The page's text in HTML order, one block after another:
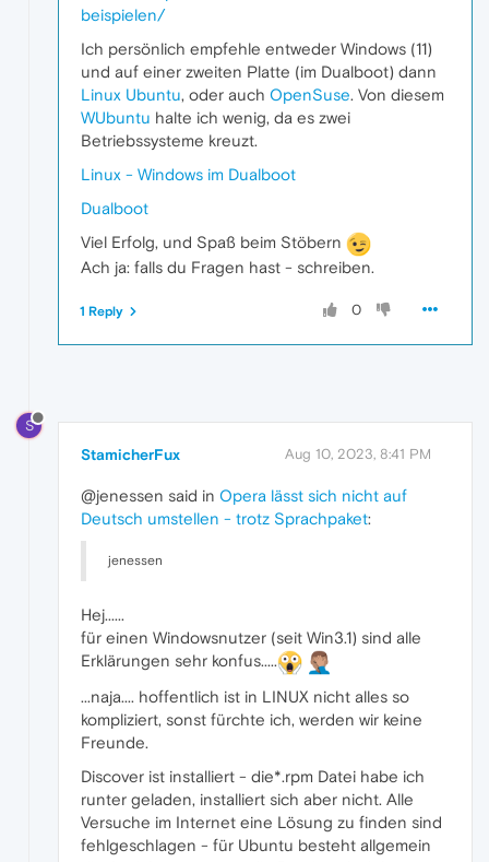
beispielen/
Ich persönlich empfehle entweder Windows (11)
und auf einer zweiten Platte (im Dualboot) dann
Linux Ubuntu, oder auch OpenSuse. Von diesem
WUbuntu halte ich wenig, da es zwei
Betriebssysteme kreuzt.
Linux - Windows im Dualboot
Dualboot
Viel Erfolg, und Spaß beim Stöbern
Ach ja: falls du Fragen hast - schreiben.
0
1 Reply
S
StamicherFux Aug 10, 2023, 8:41 PM
@jenessen said in Opera lässt sich nicht auf
Deutsch umstellen - trotz Sprachpaket:
jenessen
Hej......
für einen Windowsnutzer (seit Win3.1) sind alle
Erklärungen sehr konfus.....
...naja.... hoffentlich ist in LINUX nicht alles so
kompliziert, sonst fürchte ich, werden wir keine
Freunde.
Discover ist installiert - die*.rpm Datei habe ich
runter geladen, installiert sich aber nicht. Alle
Versuche im Internet eine Lösung zu finden sind
fehlgeschlagen - für Ubuntu besteht allgemein